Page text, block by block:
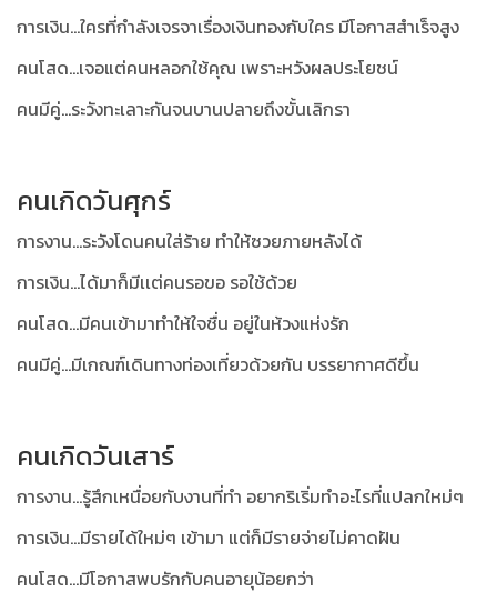
การเงิน...ใครที่กำลังเจรจาเรื่องเงินทองกับใคร มีโอกาสสำเร็จสูง
คนโสด...เจอแต่คนหลอกใช้คุณ เพราะหวังผลประโยชน์
คนมีคู่...ระวังทะเลาะกันจนบานปลายถึงขั้นเลิกรา
คนเกิดวันศุกร์
การงาน...ระวังโดนคนใส่ร้าย ทำให้ซวยภายหลังได้
การเงิน...ได้มาก็มีเเต่คนรอขอ รอใช้ด้วย
คนโสด...มีคนเข้ามาทำให้ใจชื่น อยู่ในห้วงแห่งรัก
คนมีคู่...มีเกณฑ์เดินทางท่องเที่ยวด้วยกัน บรรยากาศดีขึ้น
คนเกิดวันเสาร์
การงาน...รู้สึกเหนื่อยกับงานที่ทำ อยากริเริ่มทำอะไรที่แปลกใหม่ๆ
การเงิน...มีรายได้ใหม่ๆ เข้ามา แต่ก็มีรายจ่ายไม่คาดฝัน
คนโสด...มีโอกาสพบรักกับคนอายุน้อยกว่า